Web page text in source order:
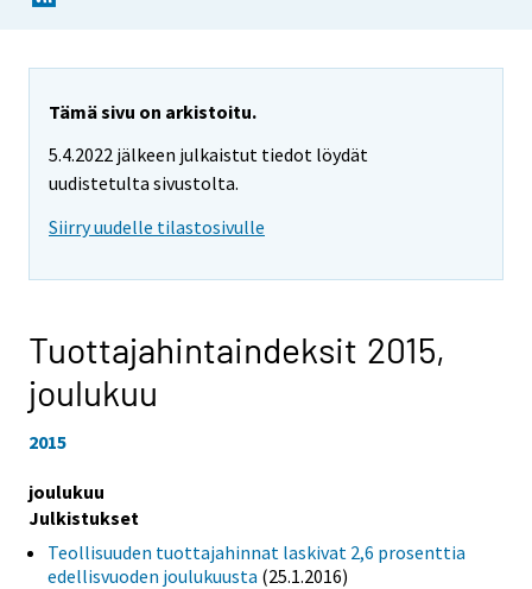
Tämä sivu on arkistoitu.
5.4.2022 jälkeen julkaistut tiedot löydät
uudistetulta sivustolta.
Siirry uudelle tilastosivulle
Tuottajahintaindeksit 2015,
joulukuu
2015
joulukuu
Julkistukset
Teollisuuden tuottajahinnat laskivat 2,6 prosenttia
edellisvuoden joulukuusta (25.1.2016)